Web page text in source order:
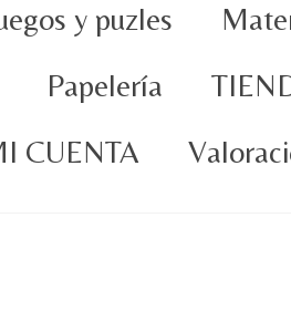
y puzles
Papelería
CUENTA